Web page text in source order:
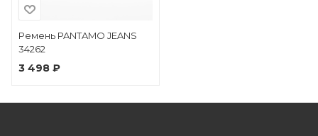
Ремень PANTAMO JEANS
34262
3 498 ₽